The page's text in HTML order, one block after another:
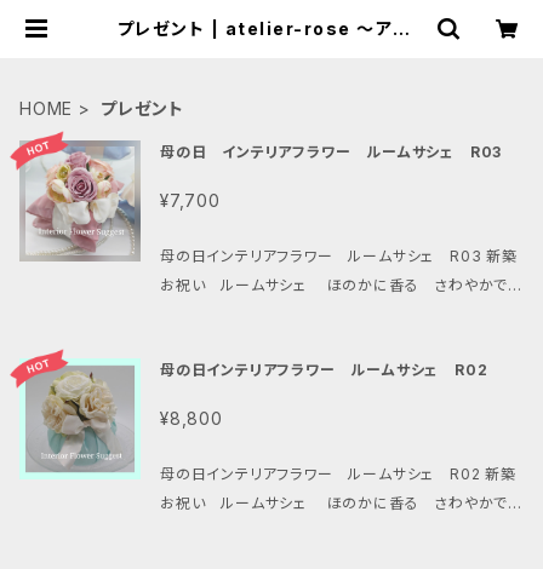
プレゼント | atelier-rose ～アトリ
HOME プレゼント
母の日 インテリアフラワー ルームサシェ R03
¥7,700
母の日インテリアフラワー ルームサシェ R03 新築
お祝い ルームサシェ ほのかに香る さわやかでエ
ワー ピンク系 （お花の形状は変更になることもあ
は行います
母の日インテリアフラワー ルームサシェ R02
¥8,800
母の日インテリアフラワー ルームサシェ R02 新築
お祝い ルームサシェ ほのかに香る さわやかでエ